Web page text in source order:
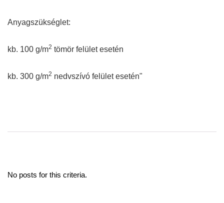
Anyagszükséglet:
kb. 100 g/m2 tömör felület esetén
kb. 300 g/m2 nedvszívó felület esetén"
No posts for this criteria.